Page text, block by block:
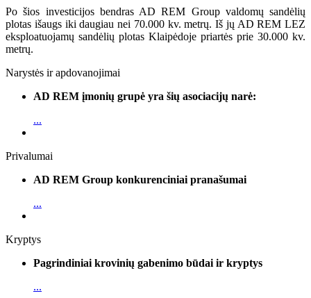
Po šios investicijos bendras AD REM Group valdomų sandėlių
plotas išaugs iki daugiau nei 70.000 kv. metrų. Iš jų AD REM LEZ
eksploatuojamų sandėlių plotas Klaipėdoje priartės prie 30.000 kv.
metrų.
Narystės ir apdovanojimai
AD REM įmonių grupė yra šių asociacijų narė:
...
Privalumai
AD REM Group konkurenciniai pranašumai
...
Kryptys
Pagrindiniai krovinių gabenimo būdai ir kryptys
...